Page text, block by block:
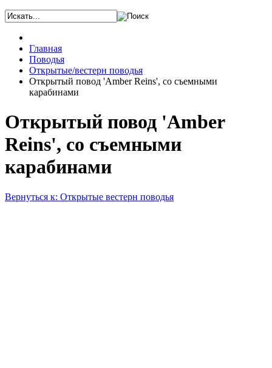
Главная
Поводья
Открытые/вестерн поводья
Открытый повод 'Amber Reins', со съемными
карабинами
Открытый повод 'Amber
Reins', со съемными
карабинами
Вернуться к: Открытые вестерн поводья